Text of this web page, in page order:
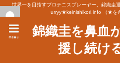
世界一を目指すプロテニスプレーヤー、錦織圭
urryy★keinishikori.info （★を
錦織圭を鼻血
援し続け
menu